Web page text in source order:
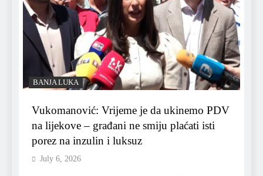
BANJA LUKA
Vukomanović: Vrijeme je da ukinemo PDV
na lijekove – građani ne smiju plaćati isti
porez na inzulin i luksuz
July 6, 2026